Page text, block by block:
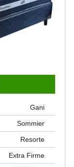
Gani
Sommier
Resorte
Extra Firme